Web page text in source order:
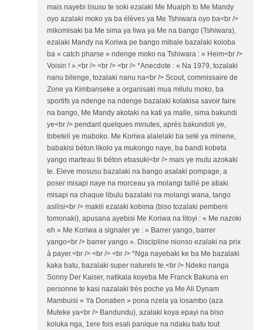
mais nayebi lisusu te soki ezalaki Me Mualph to Me Mandy
oyo azalaki moko ya ba élèves ya Me Tshiwara oyo ba<br />
mikomisaki ba Me sima ya liwa ya Me na bango (Tshiwara),
ezalaki Mandy na Koriwa pe bango mibale bazalaki koloba
ba « catch pharse » ndenge moko na Tshiwara : « Heim<br />
Voisin ! ».<br /> <br /> <br /> *Anecdote : « Na 1979, tozalaki
nanu bilenge, tozalaki nanu na<br /> Scout, commissaire de
Zone ya Kimbanseke a organisaki mua milulu moko, ba
sportifs ya ndenge na ndenge bazalaki kolakisa savoir faire
na bango, Me Mandy akotaki na kati ya malle, sima bakundi
ye<br /> pendant quelques minutes, après bakundoli ye,
tobeteli ye maboko. Me Koriwa alalelaki ba seté ya minene,
babakisi béton likolo ya mukongo naye, ba bandi kobeta
yango marteau tii béton ebasuki<br /> mais ye mutu azokaki
te. Eleve mosusu bazalaki na bango asalaki pompage, a
poser misapi naye na morceau ya molangi taillé pe atiaki
misapi na chaque libulu bazalaki na molangi wana, tango
asilisi<br /> makili ezalaki kobima (biso tozalaki pembeni
tomonaki), apusana ayebisi Me Koriwa na litoyi : « Me nazoki
eh » Me Koriwa a signaler ye : « Barrer yango, barrer
yango<br /> barrer yango ». Discipline nionso ezalaki na prix
à payer.<br /> <br /> <br /> *Nga nayebaki ke ba Me bazalaki
kaka batu, bazalaki super naturels te.<br /> Ndeko nanga
Sonny Der Kaiser, natikala koyeba Me Franck Bakuna en
personne te kasi nazalaki très poche ya Me Ali Dynam
Mambuisi « Ya Donatien » pona nzela ya losambo (aza
Muteke ya<br /> Bandundu), azalaki koya epayi na biso
koluka nga, 1ere fois esali panique na ndaku batu tout